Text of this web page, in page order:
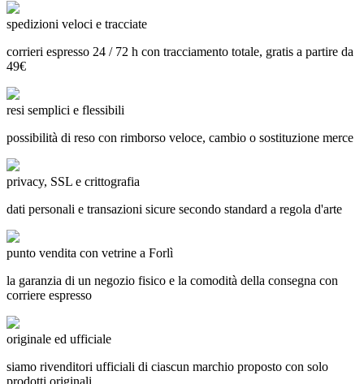
spedizioni veloci e tracciate
corrieri espresso 24 / 72 h con tracciamento totale, gratis a partire da
49€
resi semplici e flessibili
possibilità di reso con rimborso veloce, cambio o sostituzione merce
privacy, SSL e crittografia
dati personali e transazioni sicure secondo standard a regola d'arte
punto vendita con vetrine a Forlì
la garanzia di un negozio fisico e la comodità della consegna con
corriere espresso
originale ed ufficiale
siamo rivenditori ufficiali di ciascun marchio proposto con solo